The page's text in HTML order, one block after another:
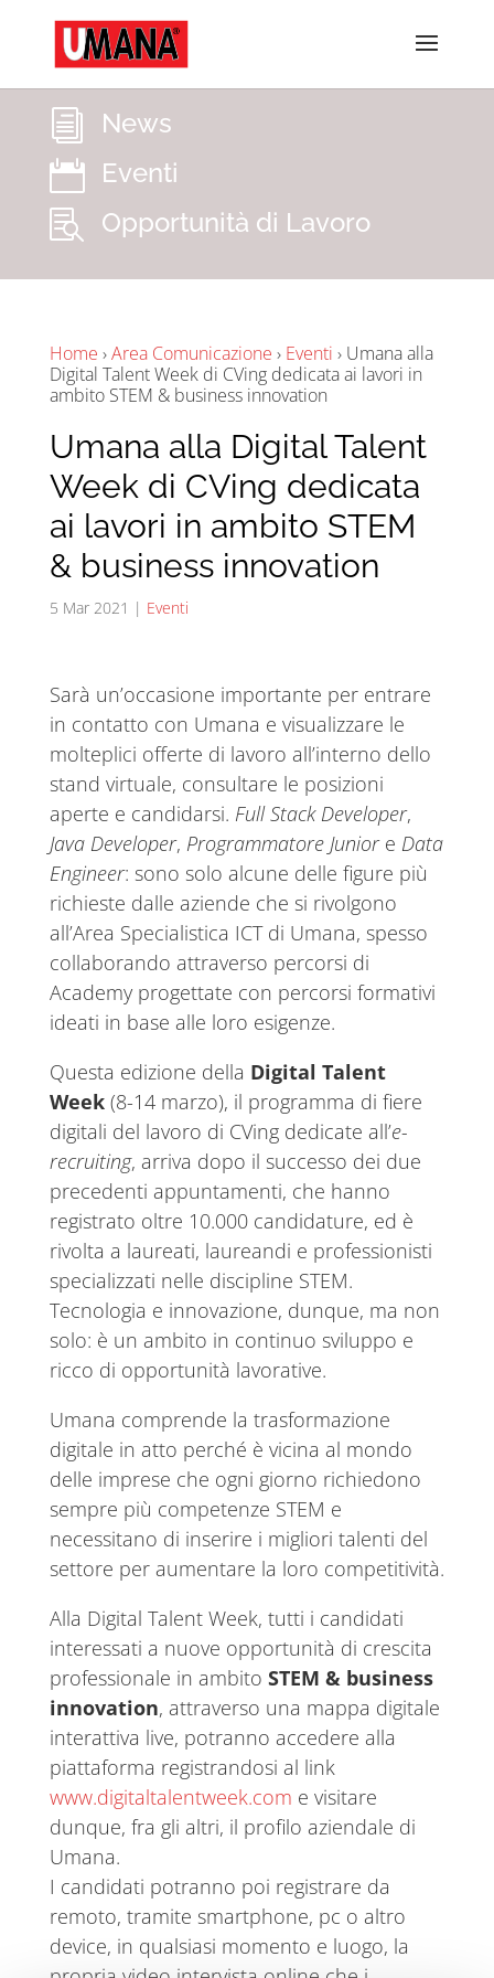
i News
 Eventi
 Opportunità di Lavoro
Home ›Area Comunicazione › Eventi › Umana alla
Digital Talent Week di CVing dedicata ai lavori in
ambito STEM & business innovation
Umana alla Digital Talent
Week di CVing dedicata
ai lavori in ambito STEM
& business innovation
5 Mar 2021 | Eventi
Sarà un’occasione importante per entrare
in contatto con Umana e visualizzare le
molteplici offerte di lavoro all’interno dello
stand virtuale, consultare le posizioni
aperte e candidarsi. Full Stack Developer,
Java Developer, Programmatore Juniore Data
Engineer: sono solo alcune delle figure più
richieste dalle aziende che si rivolgono
all’Area Specialistica ICT di Umana, spesso
collaborando attraverso percorsi di
Academy progettate con percorsi formativi
ideati in base alle loro esigenze.
Questa edizione della Digital Talent
Week(8-14 marzo), il programma di fiere
digitali del lavoro di CVing dedicate all’e-
recruiting, arriva dopo il successo dei due
precedenti appuntamenti, che hanno
registrato oltre 10.000 candidature, ed è
rivolta a laureati, laureandi e professionisti
specializzati nelle discipline STEM.
Tecnologia e innovazione, dunque, ma non
solo: è un ambito in continuo sviluppo e
ricco di opportunità lavorative.
Umana comprende la trasformazione
digitale in atto perché è vicina al mondo
delle imprese che ogni giorno richiedono
sempre più competenze STEM e
necessitano di inserire i migliori talenti del
settore per aumentare la loro competitività.
Alla Digital Talent Week, tutti i candidati
interessati a nuove opportunità di crescita
professionale in ambito STEM & business
innovation, attraverso una mappa digitale
interattiva live, potranno accedere alla
piattaforma registrandosi al link
www.digitaltalentweek.com e visitare
dunque, fra gli altri, il profilo aziendale di
Umana.
I candidati potranno poi registrare da
remoto, tramite smartphone, pc o altro
device, in qualsiasi momento e luogo, la